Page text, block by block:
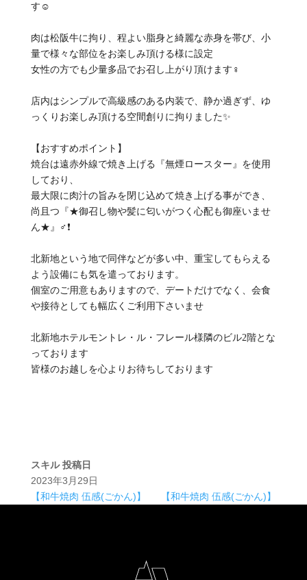
す☺️
肉は松阪牛に拘り、程よい脂身と綺麗な赤身を帯び、小
量で様々な部位をお楽しみ頂ける様に設定
女性の方でも少量多品でお召し上がり頂けます‍♀️
店内はシンプルで高級感のある内装で、静か過ぎず、ゆ
っくりお楽しみ頂ける空間創りに拘りました✨
【おすすめポイント】
焼台は遠赤外線で焼き上げる『無煙ロースター』を使用
しており、
最大限に肉汁の旨みを閉じ込めて焼き上げる事ができ、
尚且つ『★御召し物や髪に匂いがつく心配も御座いませ
ん★』‍♂️❗
北新地という地で同伴などが多い中、重宝してもらえる
よう設備にも気を遣っております。
個室のご用意もありますので、デートだけでなく、会食
や接待としても幅広くご利用下さいませ
北新地ホテルモントレ・ル・フレール様隣のビル2階とな
っております
皆様のお越しを心よりお待ちしております
スキル 投稿日
2023年3月29日
【和牛焼肉 伍感(ごかん)】
【和牛焼肉 伍感(ごかん)】